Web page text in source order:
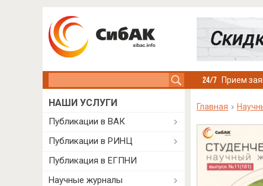
Прием
Главная
НАШИ УСЛУГИ
Публикации в ВАК
Публикации в РИНЦ
Публикация в ЕГПНИ
Научные журналы